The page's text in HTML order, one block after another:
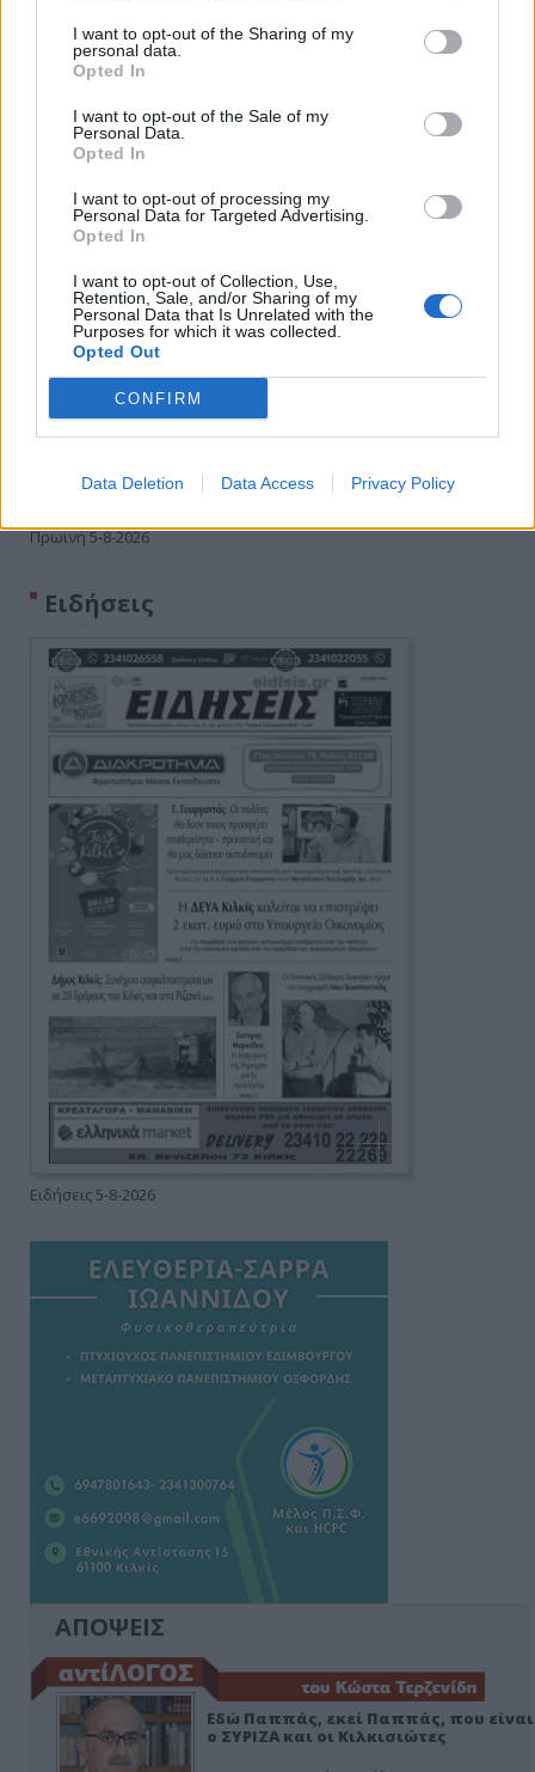
I want to opt-out of the Sharing of my
personal data.
Opted In
I want to opt-out of the Sale of my
Personal Data.
Opted In
I want to opt-out of processing my
Personal Data for Targeted Advertising.
Opted In
I want to opt-out of Collection, Use,
Retention, Sale, and/or Sharing of my
Personal Data that Is Unrelated with the
Purposes for which it was collected.
Opted Out
CONFIRM
Data Deletion Data Access Privacy Policy
Πρωινή 5-8-2026
Ειδήσεις
Ειδήσεις 5-8-2026
ΑΠΟΨΕΙΣ
Εδώ Παππάς, εκεί Παππάς, που είναι
ο ΣΥΡΙΖΑ και οι Κιλκισιώτες